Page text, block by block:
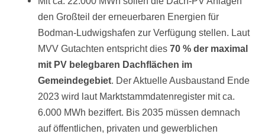
den Großteil der erneuerbaren Energien für
Bodman-Ludwigshafen zur Verfügung stellen. Laut
MVV Gutachten entspricht dies70 % der maximal
mit PV belegbaren Dachflächen im
Gemeindegebiet. Der Aktuelle Ausbaustand Ende
2023 wird laut Marktstammdatenregister mit ca.
6.000 MWh beziffert. Bis 2035 müssen demnach
auf öffentlichen, privaten und gewerblichen